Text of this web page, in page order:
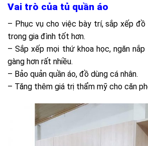
Vai trò của tủ quần áo
– Phục vụ cho việc bày trí, sắp xếp đồ
trong gia đình tốt hơn.
– Sắp xếp mọi thứ khoa học, ngăn
gàng hơn rất nhiều.
– Bảo quản quần áo, đồ dùng cá nhân.
– Tăng thêm giá trị thẩm mỹ cho căn